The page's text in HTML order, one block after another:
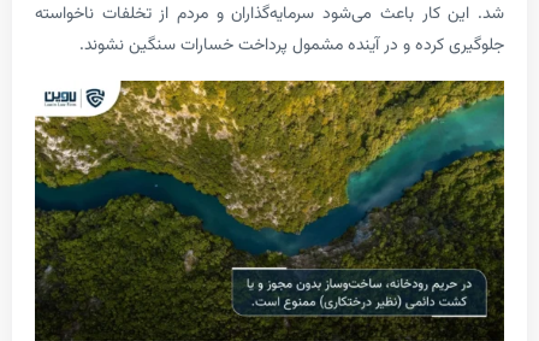
باعث می‌شود سرمایه‌گذاران و مردم از تخلفات ناخواسته
کرده و در آینده مشمول پرداخت خسارات سنگین نشوند.